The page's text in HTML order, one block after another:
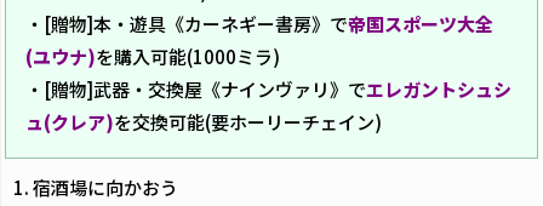
・[贈物]本・遊具《カーネギー書房》で帝国スポーツ大全
(ユウナ)を購入可能(1000ミラ)
・[贈物]武器・交換屋《ナインヴァリ》でエレガントシュシ
ュ(クレア)を交換可能(要ホーリーチェイン)
宿酒場に向かおう